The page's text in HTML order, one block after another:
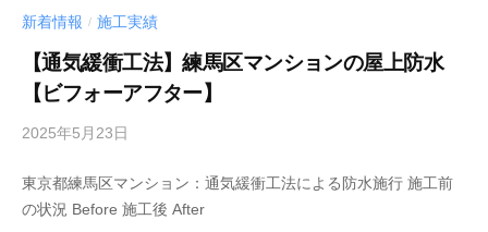
新着情報 / 施工実績
【通気緩衝工法】練馬区マンションの屋上防水
【ビフォーアフター】
2025年5月23日
管
理
東京都練馬区マンション：通気緩衝工法による防水施行 施工前
の状況 Before 施工後 After